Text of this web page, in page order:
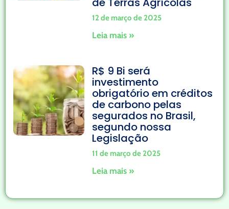
12 de março de 2025
Leia mais »
R$ 9 Bi será
investimento
obrigatório em créditos
de carbono pelas
segurados no Brasil,
segundo nossa
Legislação
11 de março de 2025
Leia mais »